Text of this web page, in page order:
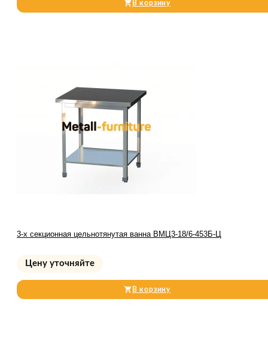
В корзину
3-х секционная цельнотянутая ванна ВМЦ3-18/6-453Б-Ц
Цену уточняйте
В корзину